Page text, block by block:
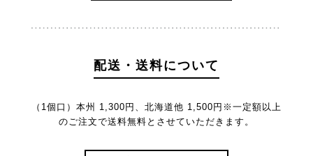
配送・送料について
（1個口）本州 1,300円、北海道他 1,500円 ※一定額以上
のご注文で送料無料とさせていただきます。